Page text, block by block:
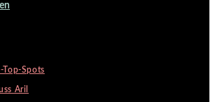
Top-Spots
Aril